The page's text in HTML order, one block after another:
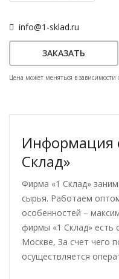
info@1-sklad.ru
ЗАКАЗАТЬ
Цена может меняться в зависимости
Информация
Склад»
Фирма «1 Склад»
сырья. Работаем
особенностей –
фирмы «1 Склад» есть
Москве, За счет чего
осуществляется